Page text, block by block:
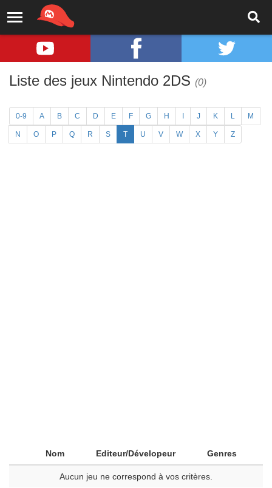
Liste des jeux Nintendo 2DS (0)
0-9 A B C D E F G H J K L M
N O P Q R S T U V W X Y Z
Nom Editeur/Dévelopeur Genres
Aucun jeu ne correspond à vos critères.